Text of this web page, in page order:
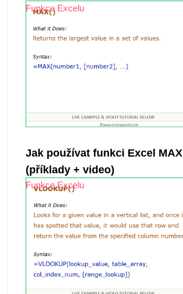
Funkce Excelu
Jak používat funkci Excel MAX
(příklady + video)
Funkce Excelu